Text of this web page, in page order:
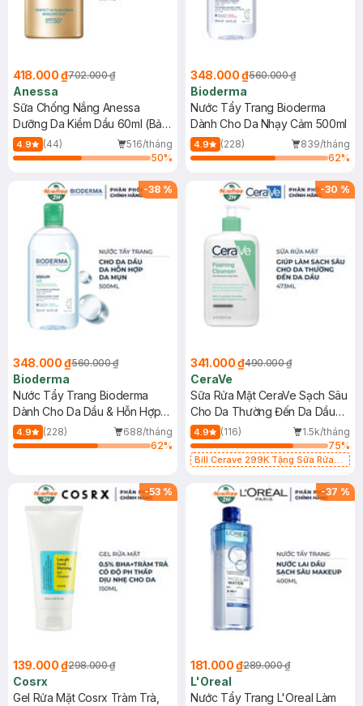
418.000 ₫702.000 ₫
Anessa
Sữa Chống Nắng Anessa
Dưỡng Da Kiềm Dầu 60ml (Bản
Mới)
4.9 (44)
516/tháng
50%
348.000 ₫560.000 ₫
Bioderma
Nước Tẩy Trang Bioderma
Dành Cho Da Nhạy Cảm 500ml
4.9 (228)
839/tháng
62%
-38 %
348.000 ₫560.000 ₫
Bioderma
Nước Tẩy Trang Bioderma
Dành Cho Da Dầu & Hỗn Hợp
500ml
4.9 (228)
688/tháng
62%
-30 %
341.000 ₫490.000 ₫
CeraVe
Sữa Rửa Mặt CeraVe Sạch Sâu
Cho Da Thường Đến Da Dầu
473ml
4.9 (116)
1.5k/tháng
75%
Bill Cerave 299K Tặng Sữa Rửa
-53 %
139.000 ₫298.000 ₫
Cosrx
Gel Rửa Mặt Cosrx Tràm Trà,
-37 %
181.000 ₫289.000 ₫
L'Oreal
Nước Tẩy Trang L'Oreal Làm